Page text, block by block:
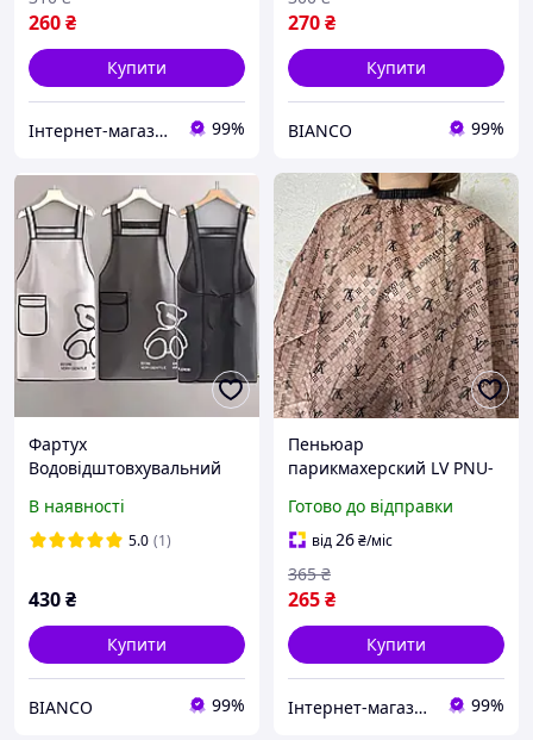
260₴
Купити
Інтернет-магазин Star Beauty 99%
270₴
Купити
BIANCO 99%
Фартух
Водовідштовхувальний
(шт) Прозорий
В наявності
5.0 (1)
430₴
Купити
BIANCO 99%
Пеньюар
парикмахерский LV PNU-
Готово до відправки
від26₴/міс
265₴
365 ₴
Купити
Інтернет-магазин Star Beauty 99%